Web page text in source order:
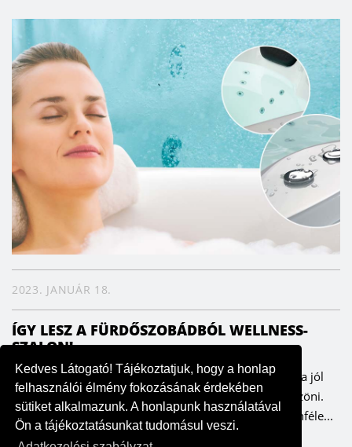
Kedves Látogató! Tájékoztatjuk, hogy a honlap
felhasználói élmény fokozásának érdekében
sütiket alkalmazunk. A honlapunk használatával
Ön a tájékoztatásunkat tudomásul veszi.
2023. JANUÁR 18.
ÍGY LESZ A FÜRDŐSZOBÁDBÓL WELLNESS-
SZALON!
Minden nap tökéletes masszázsélményt kaphatunk, ha jól
választunk – ezt pedig a testünk és lelkünk is megköszöni.
Már az ókori Rómában nagy hagyománya volt a különféle...